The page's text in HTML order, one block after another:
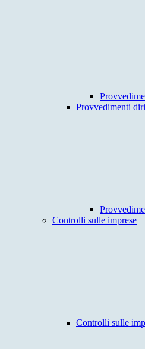
Provvedimenti
Controlli sulle imprese
Controlli sulle